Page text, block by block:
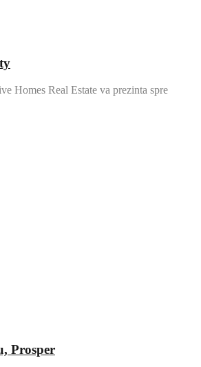
Homes Real Estate va prezinta spre
Prosper